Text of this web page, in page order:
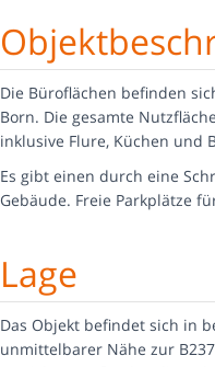
Die Büroflächen befinden
Born. Die gesamte
inklusive Flure, Küchen und
Es gibt einen durch eine
Gebäude. Freie Parkplätze
Lage
Das Objekt befindet sich in
unmittelbarer Nähe zur